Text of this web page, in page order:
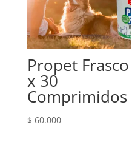
Propet Frasco
x 30
Comprimidos
$ 60.000